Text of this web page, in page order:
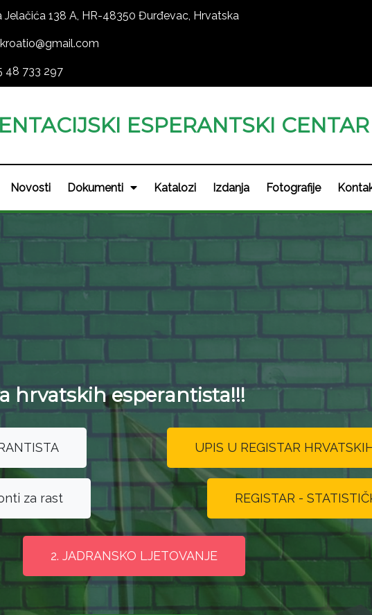
Jelačića 138 A, HR-48350 Đurđevac, Hrvatska
48 733 297
ESPERANTSKI
Novosti Dokumenti Katalozi Izdanja Fotografije
hrvatskih esperantista!!!
za rast
UPIS U REGISTAR
REGISTAR -
2. JADRANSKO LJETOVANJE